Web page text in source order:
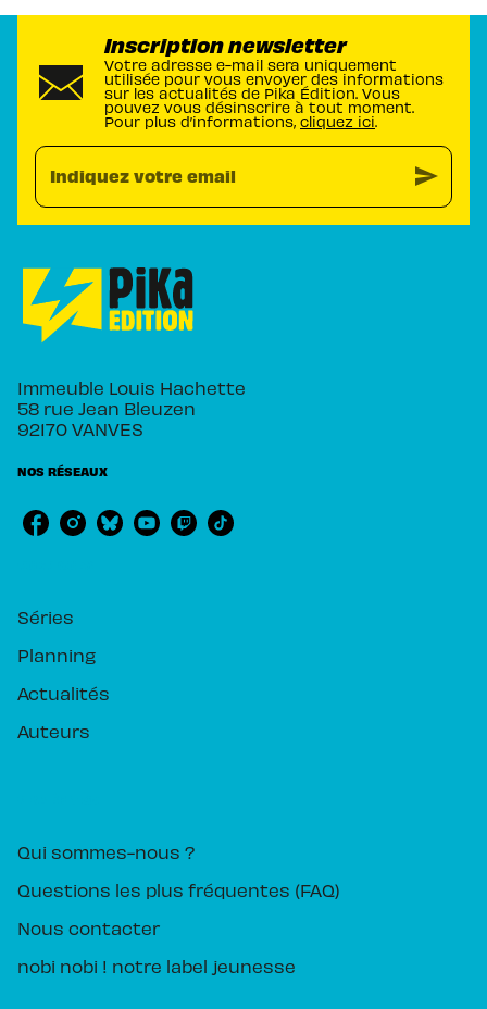
Inscription newsletter
Votre adresse e-mail sera uniquement
utilisée pour vous envoyer des informations
sur les actualités de Pika Édition. Vous
pouvez vous désinscrire à tout moment.
Pour plus d’informations, cliquez ici.
Indiquez votre email send
Immeuble Louis Hachette
58 rue Jean Bleuzen
92170 VANVES
NOS RÉSEAUX
Séries
Planning
Actualités
Auteurs
Qui sommes-nous ?
Questions les plus fréquentes (FAQ)
Nous contacter
nobi nobi ! notre label jeunesse